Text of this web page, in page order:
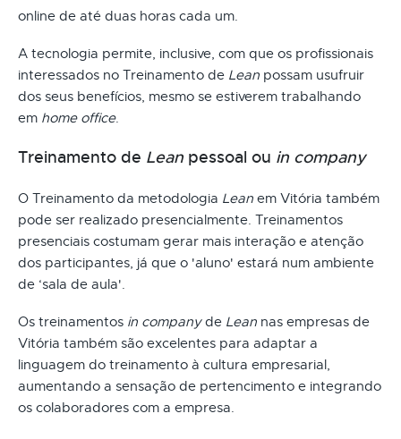
online de até duas horas cada um.
A tecnologia permite, inclusive, com que os profissionais
interessados no Treinamento de Lean possam usufruir
dos seus benefícios, mesmo se estiverem trabalhando
em home office.
Treinamento de Lean pessoal ou in company
O Treinamento da metodologia Lean em Vitória também
pode ser realizado presencialmente. Treinamentos
presenciais costumam gerar mais interação e atenção
dos participantes, já que o 'aluno' estará num ambiente
de ‘sala de aula'.
Os treinamentos in companyde Lean nas empresas de
Vitória também são excelentes para adaptar a
linguagem do treinamento à cultura empresarial,
aumentando a sensação de pertencimento e integrando
os colaboradores com a empresa.